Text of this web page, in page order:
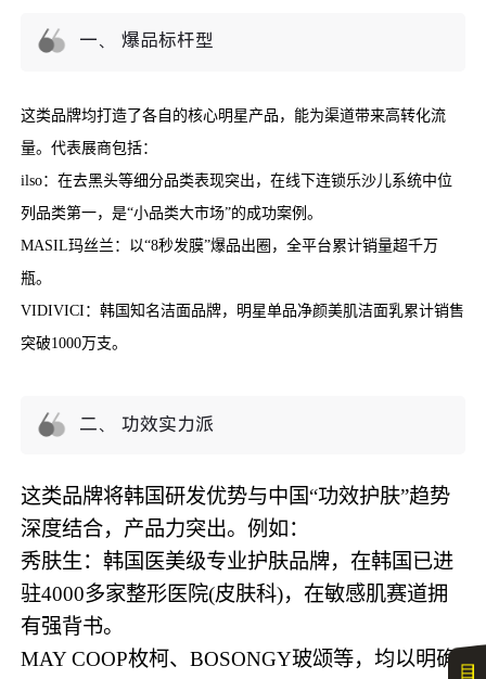
一、 爆品标杆型
这类品牌均打造了各自的核心明星产品，能为渠道带来高转化流
量。代表展商包括：
ilso：在去黑头等细分品类表现突出，在线下连锁乐沙儿系统中位
列品类第一，是“小品类大市场”的成功案例。
MASIL玛丝兰：以“8秒发膜”爆品出圈，全平台累计销量超千万
瓶。
VIDIVICI：韩国知名洁面品牌，明星单品净颜美肌洁面乳累计销售
突破1000万支。
二、 功效实力派
这类品牌将韩国研发优势与中国“功效护肤”趋势
深度结合，产品力突出。例如：
秀肤生：韩国医美级专业护肤品牌，在韩国已进
驻4000多家整形医院(皮肤科)，在敏感肌赛道拥
有强背书。
MAY COOP枚柯、BOSONGY玻颂等，均以明确